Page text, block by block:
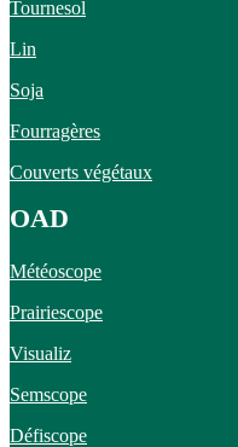
Tournesol
Lin
Soja
Fourragères
Couverts végétaux
OAD
Météoscope
Prairiescope
Visualiz
Semscope
Défiscope